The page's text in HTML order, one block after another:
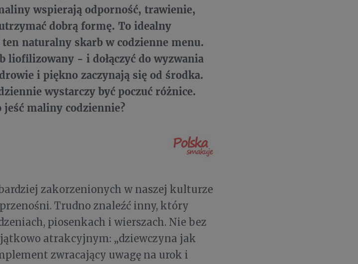
wspierają odporność, trawienie,
dobrą formę. To idealny
naturalny skarb w codzienne menu.
liofilizowany - i dołączyć do wyzwania
i piękno zaczynają się od środka.
wystarczy być poczuć różnice.
jeść maliny codziennie?
zakorzenionych w naszej kulturze
Trudno znaleźć inny, który
piosenkach i wierszach. Nie bez
atrakcyjnym: „dziewczyna jak
zwracający uwagę na urok i